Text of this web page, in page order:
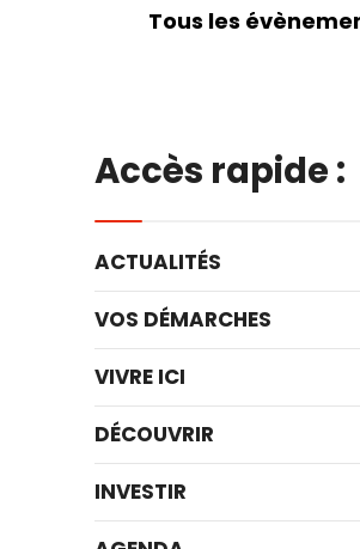
Tous les
Accès rapide :
ACTUALITÉS
VOS DÉMARCHES
VIVRE ICI
DÉCOUVRIR
INVESTIR